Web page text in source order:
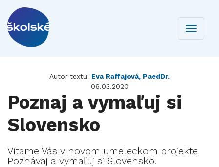
Toggle
Autor textu: Eva Raffajová, PaedDr.
06.03.2020
Poznaj a vymaľuj si
Slovensko
Vítame Vás v novom umeleckom projekte
Poznávaj a vymaľuj si Slovensko.